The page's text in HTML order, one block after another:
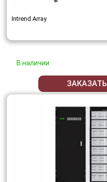
Intrend Array
В наличии
ЗАКАЗАТЬ